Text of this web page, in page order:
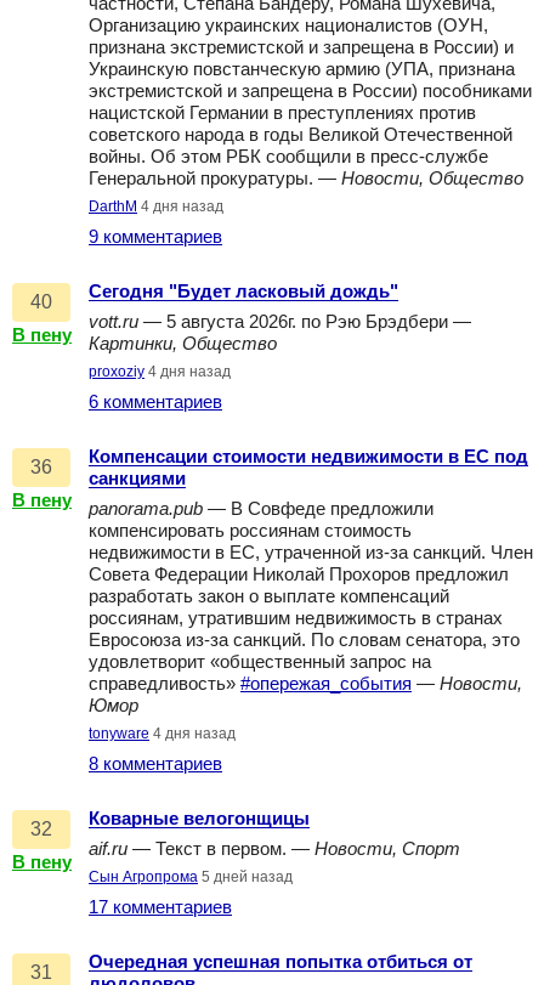
Организацию украинских националистов (ОУН,
признана экстремистской и запрещена в России) и
Украинскую повстанческую армию (УПА, признана
экстремистской и запрещена в России) пособниками
нацистской Германии в преступлениях против
советского народа в годы Великой Отечественной
войны. Об этом РБК сообщили в пресс-службе
Генеральной прокуратуры. — Новости, Общество
DarthM 4 дня назад
9 комментариев
40
В пену
Сегодня "Будет ласковый дождь"
vott.ru — 5 августа 2026г. по Рэю Брэдбери —
Картинки, Общество
proxoziy 4 дня назад
6 комментариев
36
В пену
Компенсации стоимости недвижимости в ЕС под
санкциями
panorama.pub — В Совфеде предложили
компенсировать россиянам стоимость
недвижимости в ЕС, утраченной из-за санкций. Член
Совета Федерации Николай Прохоров предложил
разработать закон о выплате компенсаций
россиянам, утратившим недвижимость в странах
Евросоюза из-за санкций. По словам сенатора, это
удовлетворит «общественный запрос на
справедливость» #опережая_события — Новости,
Юмор
tonyware 4 дня назад
8 комментариев
32
В пену
Коварные велогонщицы
aif.ru — Текст в первом. — Новости, Спорт
Сын Агропрома 5 дней назад
17 комментариев
31
Очередная успешная попытка отбиться от